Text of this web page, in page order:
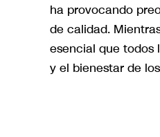
ha provocando
de calidad.
esencial que todos
y el bienestar de